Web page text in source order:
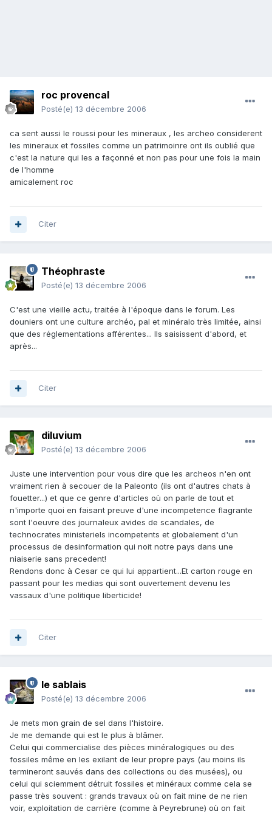
roc provencal
Posté(e) 13 décembre 2006
ca sent aussi le roussi pour les mineraux , les archeo considerent
les mineraux et fossiles comme un patrimoinre ont ils oublié que
c'est la nature qui les a façonné et non pas pour une fois la main
de l'homme
amicalement roc
Citer
Théophraste
Posté(e) 13 décembre 2006
C'est une vieille actu, traitée à l'époque dans le forum. Les
douniers ont une culture archéo, pal et minéralo très limitée, ainsi
que des réglementations afférentes... Ils saisissent d'abord, et
après...
Citer
diluvium
Posté(e) 13 décembre 2006
Juste une intervention pour vous dire que les archeos n'en ont
vraiment rien à secouer de la Paleonto (ils ont d'autres chats à
fouetter...) et que ce genre d'articles où on parle de tout et
n'importe quoi en faisant preuve d'une incompetence flagrante
sont l'oeuvre des journaleux avides de scandales, de
technocrates ministeriels incompetents et globalement d'un
processus de desinformation qui noit notre pays dans une
niaiserie sans precedent!
Rendons donc à Cesar ce qui lui appartient...Et carton rouge en
passant pour les medias qui sont ouvertement devenu les
vassaux d'une politique liberticide!
Citer
le sablais
Posté(e) 13 décembre 2006
Je mets mon grain de sel dans l'histoire.
Je me demande qui est le plus à blâmer.
Celui qui commercialise des pièces minéralogiques ou des
fossiles même en les exilant de leur propre pays (au moins ils
termineront sauvés dans des collections ou des musées), ou
celui qui sciemment détruit fossiles et minéraux comme cela se
passe très souvent : grands travaux où on fait mine de ne rien
voir, exploitation de carrière (comme à Peyrebrune) où on fait